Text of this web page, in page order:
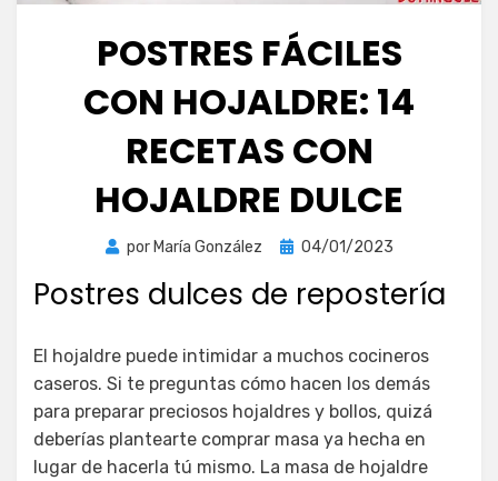
POSTRES FÁCILES
CON HOJALDRE: 14
RECETAS CON
HOJALDRE DULCE
por María González
Publicada
04/01/2023
Postres dulces de repostería
El hojaldre puede intimidar a muchos cocineros
caseros. Si te preguntas cómo hacen los demás
para preparar preciosos hojaldres y bollos, quizá
deberías plantearte comprar masa ya hecha en
lugar de hacerla tú mismo. La masa de hojaldre